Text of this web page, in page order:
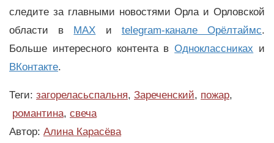
следите за главными новостями Орла и Орловской
области в MAX и telegram-канале Орёлтаймс.
Больше интересного контента вОдноклассниках и
ВКонтакте.
Теги: загореласьспальня, Зареченский, пожар,
романтина, свеча
Автор: Алина Карасёва